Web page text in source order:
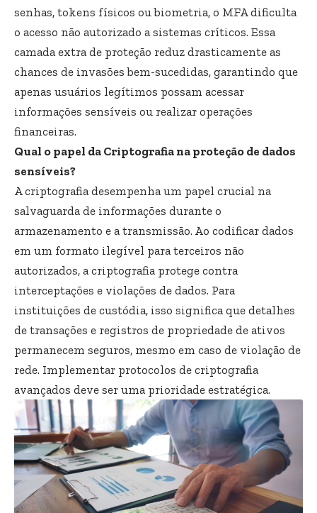
senhas, tokens físicos ou biometria, o MFA dificulta
o acesso não autorizado a sistemas críticos. Essa
camada extra de proteção reduz drasticamente as
chances de invasões bem-sucedidas, garantindo que
apenas usuários legítimos possam acessar
informações sensíveis ou realizar operações
financeiras.
Qual o papel da Criptografia na proteção de dados
sensíveis?
A criptografia desempenha um papel crucial na
salvaguarda de informações durante o
armazenamento e a transmissão. Ao codificar dados
em um formato ilegível para terceiros não
autorizados, a criptografia protege contra
interceptações e violações de dados. Para
instituições de custódia, isso significa que detalhes
de transações e registros de propriedade de ativos
permanecem seguros, mesmo em caso de violação de
rede. Implementar protocolos de criptografia
avançados deve ser uma prioridade estratégica.